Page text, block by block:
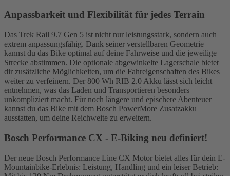
Anpassbarkeit und Flexibilität für jedes Terrain
Das Trek Rail 9.7 Gen 5 ist nicht nur leistungsstark, sondern auch
extrem anpassungsfähig. Dank seiner verstellbaren Geometrie
kannst du das Bike optimal auf deine Fahrweise und die jeweilige
Strecke abstimmen. Die optionale abgewinkelte Lagerschale bietet
dir zusätzliche Möglichkeiten, um die Fahreigenschaften des Bikes
weiter zu verfeinern. Der 800 Wh RIB 2.0 Akku lässt sich leicht
entnehmen, was das Laden und Transportieren besonders
unkompliziert macht. Für noch längere und epischere Abenteuer
kannst du das Bike mit dem Bosch PowerMore Zusatzakku
ausstatten, um deine Reichweite zu erweitern.
Bosch Performance CX - E-Biking neu definiert!
Der neue Bosch Performance Line CX Motor bietet alles für dein E-
Mountainbike-Erlebnis: Leistung, Handling und ein leiser Betrieb: